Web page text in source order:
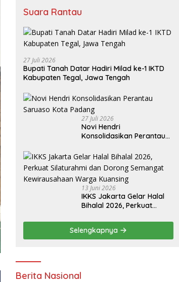
Suara Rantau
27 Juli 2026
Bupati Tanah Datar Hadiri Milad ke-1 IKTD
Kabupaten Tegal, Jawa Tengah
27 Juli 2026
Novi Hendri
Konsolidasikan Perantau
13 Juni 2026
IKKS Jakarta Gelar Halal
Bihalal 2026, Perkuat
Semangat Kewirausahaan
Warga Kuansing
Selengkapnya
Berita Nasional